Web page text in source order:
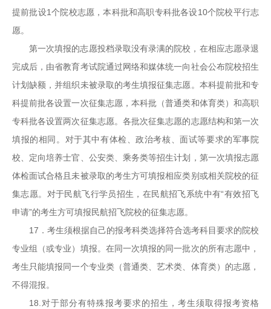
提前批设1个院校志愿，本科批和高职专科批各设10个院校平行志
愿。
第一次填报的志愿投档录取没有录满的院校，在相应志愿录退
完成后，由省教育考试院通过网络和媒体统一向社会公布院校招生
计划缺额，并组织未被录取的考生填报征集志愿。本科提前批和专
科提前批各设置一次征集志愿，本科批（普通类和体育类）和高职
专科批各设置两次征集志愿。各批次征集志愿的志愿结构和第一次
填报的相同。对于其中有体检、政治考核、面试等要求的军事院
校、定向培养士官、公安类、乘务类等招生计划，第一次填报志愿
体检面试合格且未被录取的考生方可填报相应类别或相关院校的征
集志愿。对于民航飞行学员招生，在民航招飞系统中有“有效招飞
申请”的考生方可填报民航招飞院校的征集志愿。
17．考生须根据自己的报考科类选择符合选考科目要求的院校
专业组（或专业）填报。在同一次填报的同一批次的所有志愿中，
考生只能填报同一个专业类（普通类、艺术类、体育类）的志愿，
不得混报。
18.对于部分有特殊报考要求的招生，考生须取得报考资格